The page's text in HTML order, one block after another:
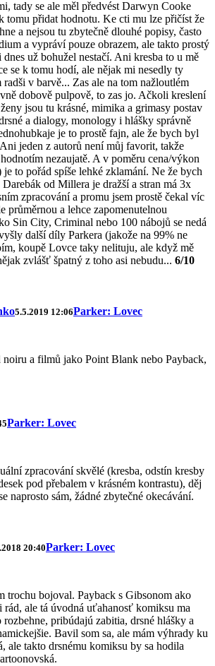
tady se ale měl předvést Darwyn Cooke
tomu přidat hodnotu. Ke cti mu lze přičíst že
a nejsou tu zbytečně dlouhé popisy, často
a vypráví pouze obrazem, ale takto prostý
už bohužel nestačí. Ani kresba to u mě
se k tomu hodí, ale nějak mi nesedly ty
v barvě... Zas ale na tom nažloutlém
dobově pulpově, to zas jo. Ačkoli kreslení
jsou tu krásné, mimika a grimasy postav
a dialogy, monology i hlášky správně
je to prostě fajn, ale že bych byl
jeden z autorů není můj favorit, takže
nezaujatě. A v poměru cena/výkon
to pořád spíše lehké zklamání. Ne že bych
od Millera je dražší a stran má 3x
zpracování a promu jsem prostě čekal víc
průměrnou a lehce zapomenutelnou
Sin City, Criminal nebo 100 nábojů se nedá
další díly Parkera (jakože na 99% ne
koupě Lovce taky nelituju, ale když mě
zvlášť špatný z toho asi nebudu... 6/10
5.5.2019 12:06Parker: Lovec
a filmů jako Point Blank nebo Payback,
Parker: Lovec
zpracování skvělé (kresba, odstín kresby
pod přebalem v krásném kontrastu), děj
naprosto sám, žádné zbytečné okecávání.
20:40Parker: Lovec
trochu bojoval. Payback s Gibsonom ako
ale tá úvodná uťahanosť komiksu ma
rozbehne, pribúdajú zabitia, drsné hlášky a
Bavil som sa, ale mám výhrady ku
ale takto drsnému komiksu by sa hodila